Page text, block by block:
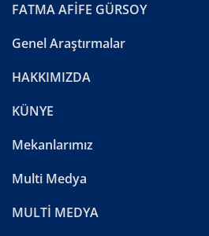
FATMA AFİFE GÜRSOY
Genel Araştırmalar
HAKKIMIZDA
KÜNYE
Mekanlarımız
Multi Medya
MULTİ MEDYA